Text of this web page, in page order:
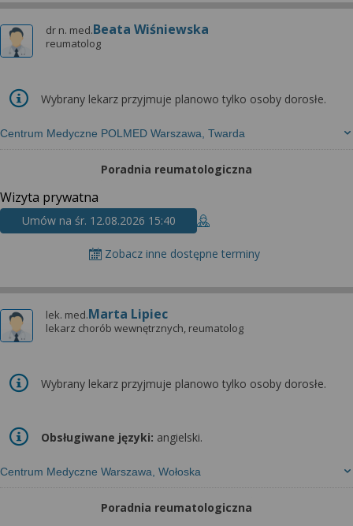
dr n. med.Beata Wiśniewska
reumatolog
Centrum Medyczne POLMED Warszawa, Twarda
Wybrany lekarz przyjmuje planowo tylko osoby dorosłe.
Poradnia reumatologiczna
Wizyta prywatna
Umów na śr. 12.08.2026 15:40
Zobacz inne dostępne terminy
lek. med.Marta Lipiec
lekarz chorób wewnętrznych, reumatolog
Centrum Medyczne Warszawa, Wołoska
Wybrany lekarz przyjmuje planowo tylko osoby dorosłe.
Obsługiwane języki: angielski.
Poradnia reumatologiczna